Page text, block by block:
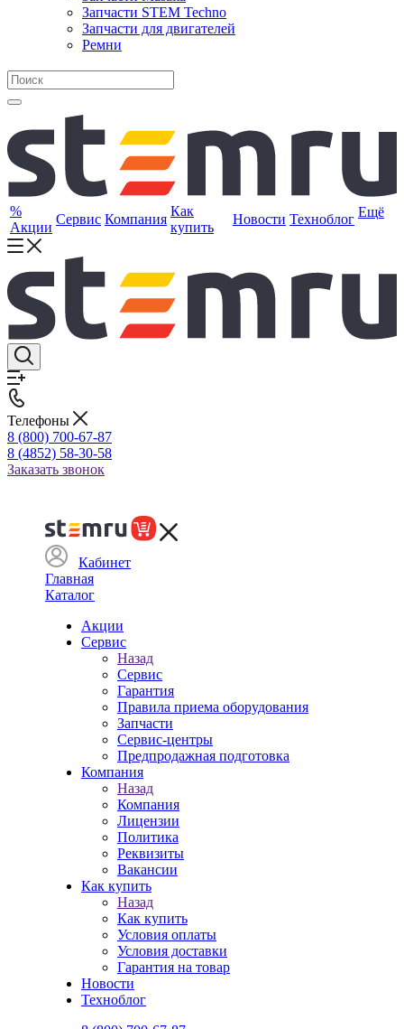
Запчасти STEM Techno
Запчасти для двигателей
Ремни
%
Акции
Сервис Компания
Как
купить
Новости Техноблог Ещё
Телефоны
8 (800) 700-67-87
8 (4852) 58-30-58
Заказать звонок
Кабинет
Главная
Каталог
Акции
Сервис
Назад
Сервис
Гарантия
Правила приема оборудования
Запчасти
Сервис-центры
Предпродажная подготовка
Компания
Назад
Компания
Лицензии
Политика
Реквизиты
Вакансии
Как купить
Назад
Как купить
Условия оплаты
Условия доставки
Гарантия на товар
Новости
Техноблог